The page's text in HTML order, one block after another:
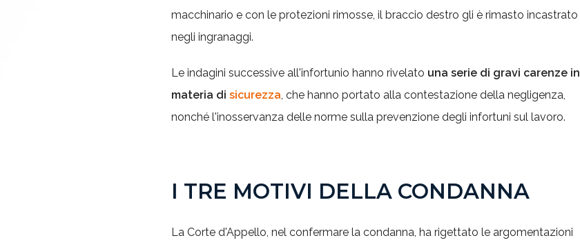
macchinario e con le protezioni rimosse, il braccio destro gli è rimasto incastrato
negli ingranaggi.
Le indagini successive all'infortunio hanno rivelato una serie di gravi carenze in
materia di sicurezza, che hanno portato alla contestazione della negligenza,
nonché l'inosservanza delle norme sulla prevenzione degli infortuni sul lavoro.
I TRE MOTIVI DELLA CONDANNA
La Corte d'Appello, nel confermare la condanna, ha rigettato le argomentazioni